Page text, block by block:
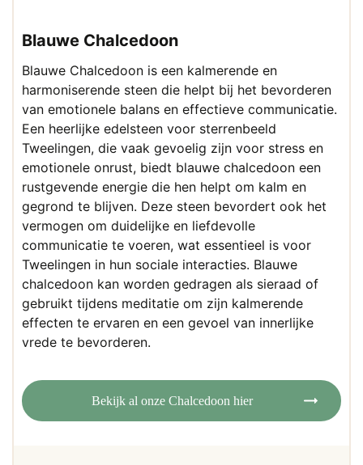
Blauwe Chalcedoon
Blauwe Chalcedoon is een kalmerende en
harmoniserende steen die helpt bij het bevorderen
van emotionele balans en effectieve communicatie.
Een heerlijke edelsteen voor sterrenbeeld
Tweelingen, die vaak gevoelig zijn voor stress en
emotionele onrust, biedt blauwe chalcedoon een
rustgevende energie die hen helpt om kalm en
gegrond te blijven. Deze steen bevordert ook het
vermogen om duidelijke en liefdevolle
communicatie te voeren, wat essentieel is voor
Tweelingen in hun sociale interacties. Blauwe
chalcedoon kan worden gedragen als sieraad of
gebruikt tijdens meditatie om zijn kalmerende
effecten te ervaren en een gevoel van innerlijke
vrede te bevorderen.
Bekijk al onze Chalcedoon hier